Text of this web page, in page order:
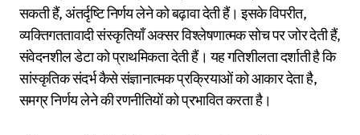
सकती हैं, अंतर्दृष्टि निर्णय लेने को बढ़ावा देती हैं। इसके विपरीत,
व्यक्तिगततावादी संस्कृतियाँ अक्सर विश्लेषणात्मक सोच पर जोर देती हैं,
संवेदनशील डेटा को प्राथमिकता देती हैं। यह गतिशीलता दर्शाती है कि
सांस्कृतिक संदर्भ कैसे संज्ञानात्मक प्रक्रियाओं को आकार देता है,
समग्र निर्णय लेने की रणनीतियों को प्रभावित करता है।